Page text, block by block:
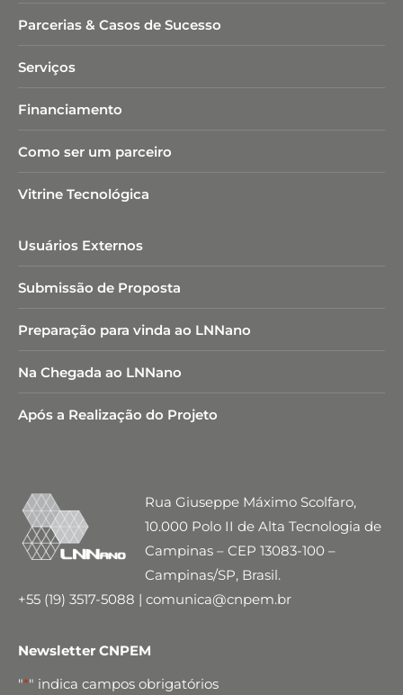
Parcerias & Casos de Sucesso
Serviços
Financiamento
Como ser um parceiro
Vitrine Tecnológica
Usuários Externos
Submissão de Proposta
Preparação para vinda ao LNNano
Na Chegada ao LNNano
Após a Realização do Projeto
Rua Giuseppe Máximo Scolfaro,
10.000 Polo II de Alta Tecnologia de
Campinas – CEP 13083-100 –
Campinas/SP, Brasil.
+55 (19) 3517-5088 | comunica@cnpem.br
Newsletter CNPEM
"*" indica campos obrigatórios